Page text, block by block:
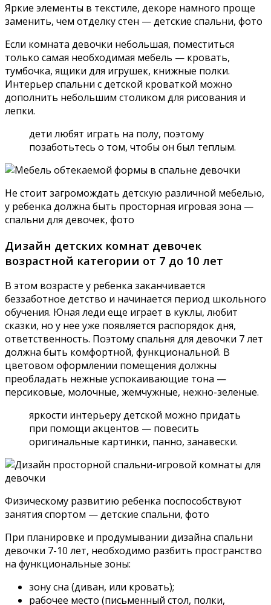
Яркие элементы в текстиле, декоре намного проще
заменить, чем отделку стен — детские спальни, фото
Если комната девочки небольшая, поместиться
только самая необходимая мебель — кровать,
тумбочка, ящики для игрушек, книжные полки.
Интерьер спальни с детской кроваткой можно
дополнить небольшим столиком для рисования и
лепки.
дети любят играть на полу, поэтому
позаботьтесь о том, чтобы он был теплым.
Не стоит загромождать детскую различной мебелью,
у ребенка должна быть просторная игровая зона —
спальни для девочек, фото
Дизайн детских комнат девочек
возрастной категории от 7 до 10 лет
В этом возрасте у ребенка заканчивается
беззаботное детство и начинается период школьного
обучения. Юная леди еще играет в куклы, любит
сказки, но у нее уже появляется распорядок дня,
ответственность. Поэтому спальня для девочки 7 лет
должна быть комфортной, функциональной. В
цветовом оформлении помещения должны
преобладать нежные успокаивающие тона —
персиковые, молочные, жемчужные, нежно-зеленые.
яркости интерьеру детской можно придать
при помощи акцентов — повесить
оригинальные картинки, панно, занавески.
Физическому развитию ребенка поспособствуют
занятия спортом — детские спальни, фото
При планировке и продумывании дизайна спальни
девочки 7-10 лет, необходимо разбить пространство
на функциональные зоны:
зону сна (диван, или кровать);
рабочее место (письменный стол, полки,